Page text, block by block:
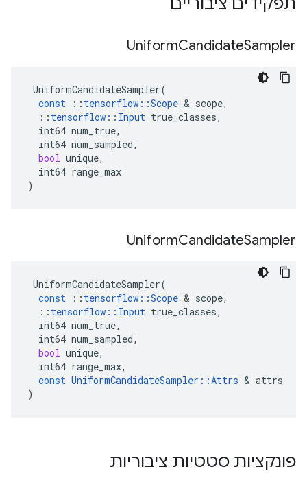
UniformCandidateSampler
UniformCandidateSampler(
const
:: tensorflow ::Scope & scope,
:: tensorflow :: Input true_classes,
int64 num_true,
int64 num_sampled,
bool unique,
int64 range_max
)
UniformCandidateSampler
UniformCandidateSampler(
const
:: tensorflow ::Scope & scope,
:: tensorflow :: Input true_classes,
int64 num_true,
int64 num_sampled,
bool unique,
int64 range_max,
const UniformCandidateSampler ::Attrs & attrs
)
פונקציות סטטיות ציבוריות